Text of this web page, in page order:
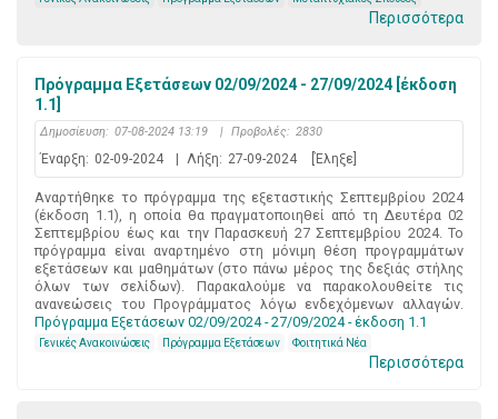
Περισσότερα
Πρόγραμμα Εξετάσεων 02/09/2024 - 27/09/2024 [έκδοση
1.1]
Δημοσίευση: 07-08-2024 13:19 | Προβολές: 2830
Έναρξη: 02-09-2024 | Λήξη: 27-09-2024 [Έληξε]
Αναρτήθηκε το πρόγραμμα της εξεταστικής Σεπτεμβρίου 2024
(έκδοση 1.1), η οποία θα πραγματοποιηθεί από τη Δευτέρα 02
Σεπτεμβρίου έως και την Παρασκευή 27 Σεπτεμβρίου 2024. Το
πρόγραμμα είναι αναρτημένο στη μόνιμη θέση προγραμμάτων
εξετάσεων και μαθημάτων (στο πάνω μέρος της δεξιάς στήλης
όλων των σελίδων). Παρακαλούμε να παρακολουθείτε τις
ανανεώσεις του Προγράμματος λόγω ενδεχόμενων αλλαγών.
Πρόγραμμα Εξετάσεων 02/09/2024 - 27/09/2024 - έκδοση 1.1
Γενικές Ανακοινώσεις Πρόγραμμα Εξετάσεων Φοιτητικά Νέα
Περισσότερα